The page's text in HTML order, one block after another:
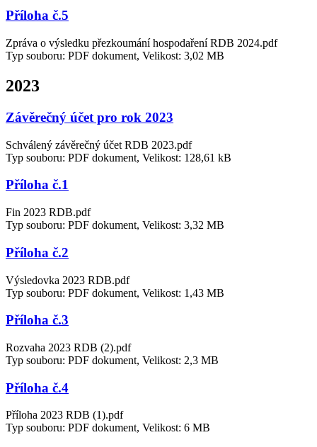
Příloha č.5
Zpráva o výsledku přezkoumání hospodaření RDB 2024.pdf
Typ souboru: PDF dokument, Velikost: 3,02 MB
2023
Závěrečný účet pro rok 2023
Schválený závěrečný účet RDB 2023.pdf
Typ souboru: PDF dokument, Velikost: 128,61 kB
Příloha č.1
Fin 2023 RDB.pdf
Typ souboru: PDF dokument, Velikost: 3,32 MB
Příloha č.2
Výsledovka 2023 RDB.pdf
Typ souboru: PDF dokument, Velikost: 1,43 MB
Příloha č.3
Rozvaha 2023 RDB (2).pdf
Typ souboru: PDF dokument, Velikost: 2,3 MB
Příloha č.4
Příloha 2023 RDB (1).pdf
Typ souboru: PDF dokument, Velikost: 6 MB